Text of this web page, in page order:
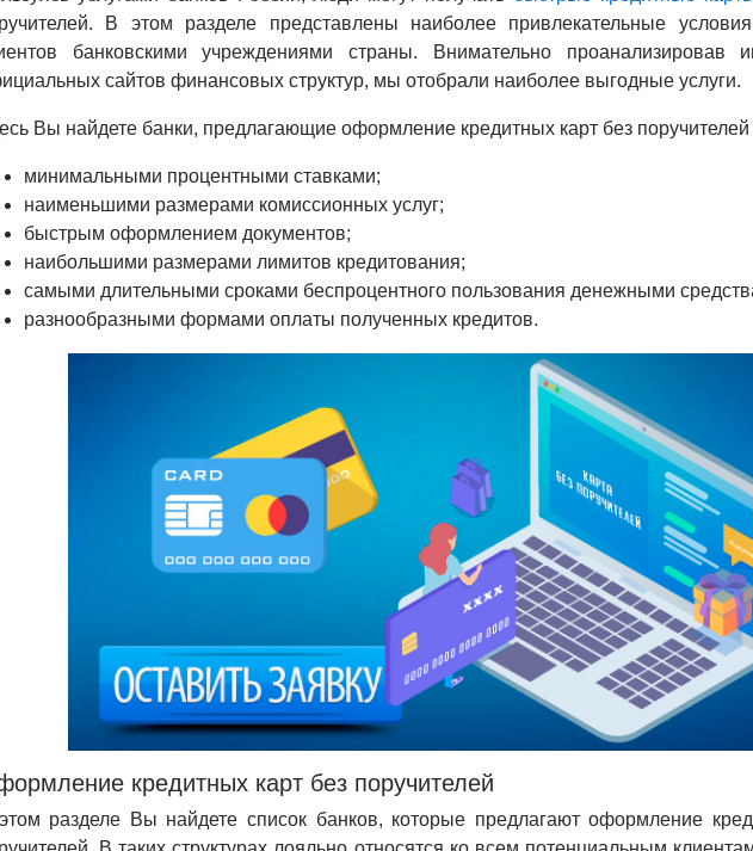
В этом разделе представлены наиболее привлекательные
банковскими учреждениями страны. Внимательно проанализировав
сайтов финансовых структур, мы отобрали наиболее выгодные услуги.
Вы найдете банки, предлагающие оформление кредитных карт без поручителей
минимальными процентными ставками;
наименьшими размерами комиссионных услуг;
быстрым оформлением документов;
наибольшими размерами лимитов кредитования;
самыми длительными сроками беспроцентного пользования денежными
разнообразными формами оплаты полученных кредитов.
кредитных карт без поручителей
разделе Вы найдете список банков, которые предлагают оформление